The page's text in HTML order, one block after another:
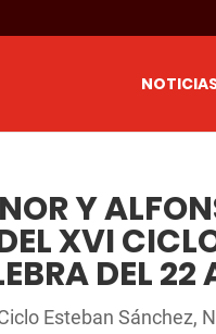
Y
XVI
DEL 22
Esteban Sánchez,